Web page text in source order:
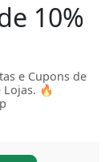
10%
e Cupons de
Lojas. 🔥